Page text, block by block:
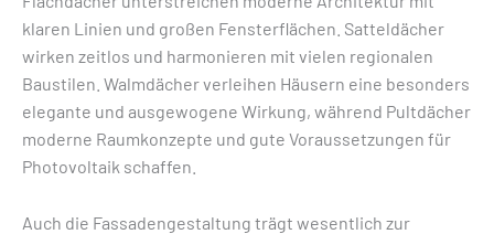
klaren Linien und großen Fensterflächen. Satteldächer
wirken zeitlos und harmonieren mit vielen regionalen
Baustilen. Walmdächer verleihen Häusern eine besonders
elegante und ausgewogene Wirkung, während Pultdächer
moderne Raumkonzepte und gute Voraussetzungen für
Photovoltaik schaffen.
Auch die Fassadengestaltung trägt wesentlich zur